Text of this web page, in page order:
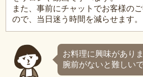
また、事前にチャットでお客様の
ので、当日迷う時間を減らせます。
お料理に興味があり
腕前がないと難しい